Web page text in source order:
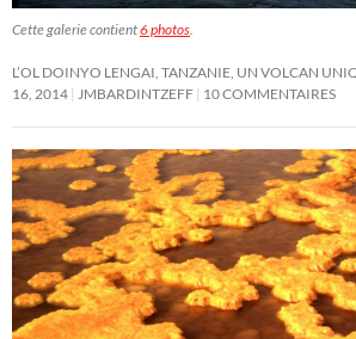
Cette galerie contient6 photos.
L’OL DOINYO LENGAI, TANZANIE, UN VOLCAN
16, 2014 JMBARDINTZEFF 10 COMMENTAIRES